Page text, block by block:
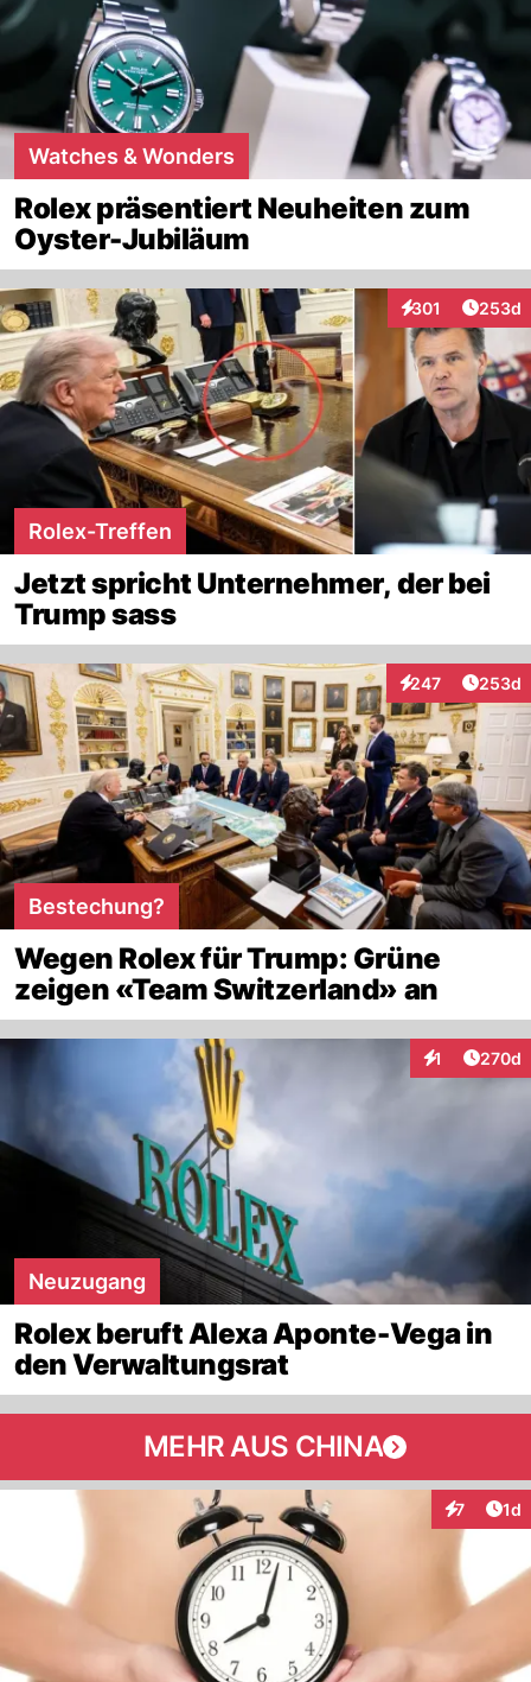
Watches & Wonders
Rolex präsentiert Neuheiten zum
Oyster-Jubiläum
301
Interaktionen253d
Rolex-Treffen
Jetzt spricht Unternehmer, der bei
Trump sass
247
Interaktionen253d
Bestechung?
Wegen Rolex für Trump: Grüne
zeigen «Team Switzerland» an
1
Interaktionen
270d
Neuzugang
Rolex beruft Alexa Aponte-Vega in
den Verwaltungsrat
MEHR AUS CHINA
7 1d